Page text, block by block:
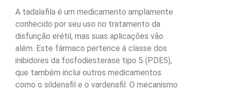
A tadalafila é um medicamento amplamente
conhecido por seu uso no tratamento da
disfunção erétil, mas suas aplicações vão
além. Este fármaco pertence à classe dos
inibidores da fosfodiesterase tipo 5 (PDE5),
que também inclui outros medicamentos
como o sildenafil e o vardenafil. O mecanismo